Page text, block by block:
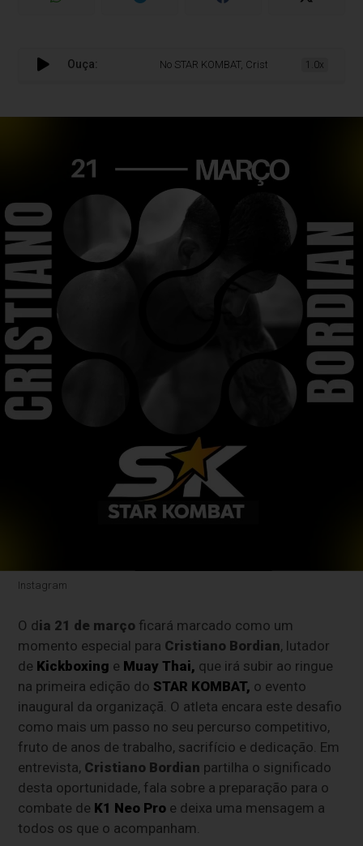
Ouça: No STAR KOMBAT, Cristiano Bordian
1.0x
Instagram
O dia 21 de março ficará marcado como um
momento especial para Cristiano Bordian, lutador
de Kickboxing e Muay Thai, que irá subir ao ringue
na primeira edição do STAR KOMBAT, o evento
inaugural da organizaçã. O atleta encara este desafio
como mais um passo no seu percurso competitivo,
fruto de anos de trabalho, sacrifício e dedicação. Em
entrevista, Cristiano Bordian partilha o significado
desta oportunidade, fala sobre a preparação para o
combate de K1 Neo Pro e deixa uma mensagem a
todos os que o acompanham.